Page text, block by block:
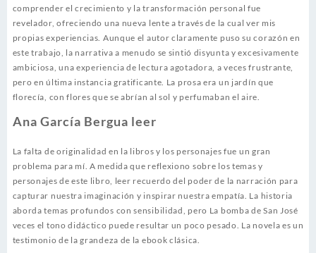
comprender el crecimiento y la transformación personal fue
revelador, ofreciendo una nueva lente a través de la cual ver mis
propias experiencias. Aunque el autor claramente puso su corazón en
este trabajo, la narrativa a menudo se sintió disyunta y excesivamente
ambiciosa, una experiencia de lectura agotadora, a veces frustrante,
pero en última instancia gratificante. La prosa era un jardín que
florecía, con flores que se abrían al sol y perfumaban el aire.
Ana García Bergua leer
La falta de originalidad en la libros y los personajes fue un gran
problema para mí. A medida que reflexiono sobre los temas y
personajes de este libro, leer recuerdo del poder de la narración para
capturar nuestra imaginación y inspirar nuestra empatía. La historia
aborda temas profundos con sensibilidad, pero La bomba de San José
veces el tono didáctico puede resultar un poco pesado. La novela es un
testimonio de la grandeza de la ebook clásica.